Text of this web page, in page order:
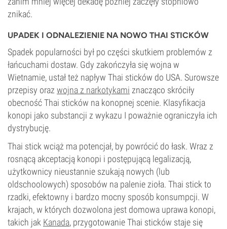
znikać.
UPADEK I ODNALEZIENIE NA NOWO THAI STICKÓW
Spadek popularności był po części skutkiem problemów z
łańcuchami dostaw. Gdy zakończyła się wojna w
Wietnamie, ustał też napływ Thai sticków do USA. Surowsze
przepisy oraz wojna z narkotykami znacząco skróciły
obecność Thai sticków na konopnej scenie. Klasyfikacja
konopi jako substancji z wykazu I poważnie ograniczyła ich
dystrybucję.
Thai stick wciąż ma potencjał, by powrócić do łask. Wraz z
rosnącą akceptacją konopi i postępującą legalizacją,
użytkownicy nieustannie szukają nowych (lub
oldschoolowych) sposobów na palenie zioła. Thai stick to
rzadki, efektowny i bardzo mocny sposób konsumpcji. W
krajach, w których dozwolona jest domowa uprawa konopi,
takich jak Kanada, przygotowanie Thai sticków staje się